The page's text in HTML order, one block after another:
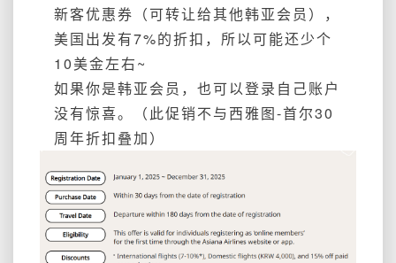
新客优惠券（可转让给其他韩亚会员），
美国出发有7%的折扣，所以可能还少个
10美金左右~
如果你是韩亚会员，也可以登录自己账户
没有惊喜。（此促销不与西雅图-首尔30
周年折扣叠加）